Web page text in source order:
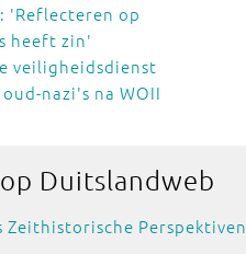
'Reflecteren op
heeft zin'
veiligheidsdienst
nazi's na WOII
op Duitslandweb
Zeithistorische Perspektiven